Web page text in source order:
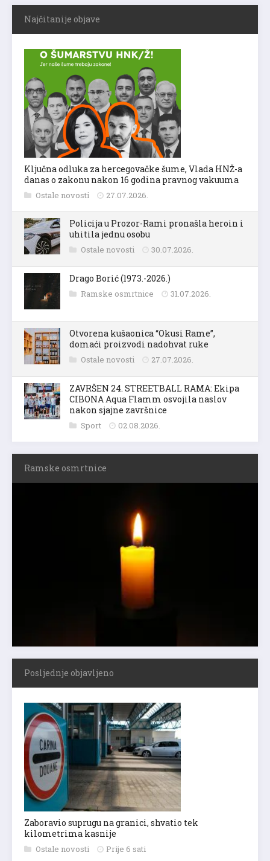
Najčitanije objave
Ključna odluka za hercegovačke šume, Vlada HNŽ-a
danas o zakonu nakon 16 godina pravnog vakuuma
Ostale novosti 27.07.2026.
Policija u Prozor-Rami pronašla heroin i
uhitila jednu osobu
Ostale novosti 30.07.2026.
Drago Borić (1973.-2026.)
Ramske osmrtnice 31.07.2026.
Otvorena kušaonica “Okusi Rame”,
domaći proizvodi nadohvat ruke
Ostale novosti 27.07.2026.
ZAVRŠEN 24. STREETBALL RAMA: Ekipa
CIBONA Aqua Flamm osvojila naslov
nakon sjajne završnice
Sport 02.08.2026.
Ramske osmrtnice
Posljednje objavljeno
Zaboravio suprugu na granici, shvatio tek
kilometrima kasnije
Ostale novosti Prije 6 sati